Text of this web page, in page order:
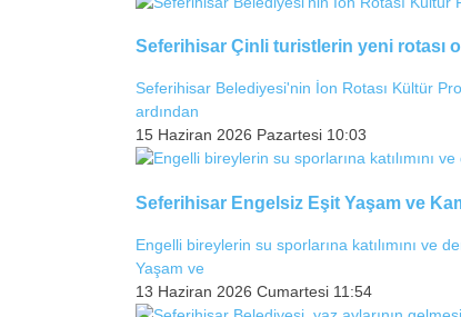
Seferihisar Çinli turistlerin yeni rotası
Seferihisar Belediyesi'nin İon Rotası Kültür
ardından
15 Haziran 2026 Pazartesi 10:03
Seferihisar Engelsiz Eşit Yaşam ve
Engelli bireylerin su sporlarına katılımını ve
Yaşam ve
13 Haziran 2026 Cumartesi 11:54